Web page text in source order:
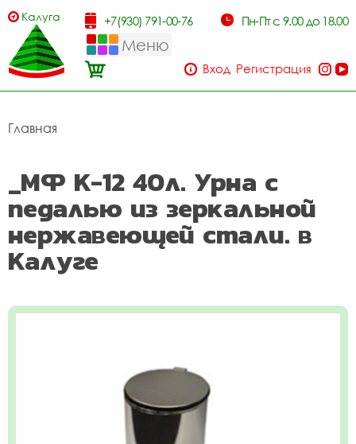
Калуга +7(930) 791-00-76 Пн-Пт с 9.00 до 18.00
Меню
Вход Регистрация
Главная
_МФ К-12 40л. Урна с
педалью из зеркальной
нержавеющей стали. в
Калуге